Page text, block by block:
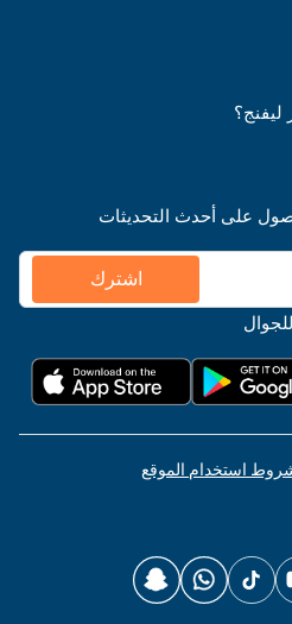
على أحدث التحديثات
اشترك
استخدام الموقع